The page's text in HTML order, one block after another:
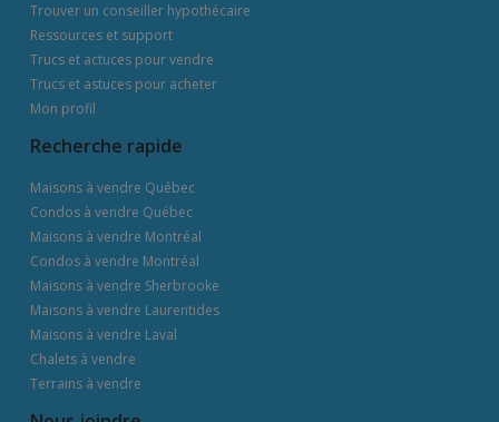
Trouver un conseiller hypothécaire
Ressources et support
Trucs et actuces pour vendre
Trucs et astuces pour acheter
Mon profil
Recherche rapide
Maisons à vendre Québec
Condos à vendre Québec
Maisons à vendre Montréal
Condos à vendre Montréal
Maisons à vendre Sherbrooke
Maisons à vendre Laurentides
Maisons à vendre Laval
Chalets à vendre
Terrains à vendre